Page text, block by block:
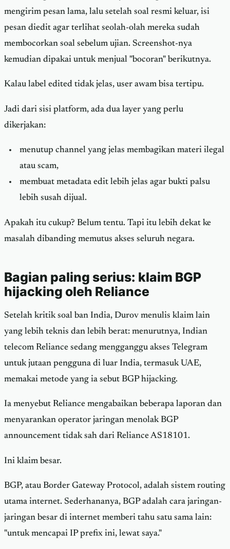
mengirim pesan lama, lalu setelah soal resmi keluar, isi
pesan diedit agar terlihat seolah-olah mereka sudah
membocorkan soal sebelum ujian. Screenshot-nya
kemudian dipakai untuk menjual "bocoran" berikutnya.
Kalau label edited tidak jelas, user awam bisa tertipu.
Jadi dari sisi platform, ada dua layer yang perlu
dikerjakan:
menutup channel yang jelas membagikan materi ilegal
atau scam,
membuat metadata edit lebih jelas agar bukti palsu
lebih susah dijual.
Apakah itu cukup? Belum tentu. Tapi itu lebih dekat ke
masalah dibanding memutus akses seluruh negara.
Bagian paling serius: klaim BGP
hijacking oleh Reliance
Setelah kritik soal ban India, Durov menulis klaim lain
yang lebih teknis dan lebih berat: menurutnya, Indian
telecom Reliance sedang mengganggu akses Telegram
untuk jutaan pengguna di luar India, termasuk UAE,
memakai metode yang ia sebut BGP hijacking.
Ia menyebut Reliance mengabaikan beberapa laporan dan
menyarankan operator jaringan menolak BGP
announcement tidak sah dari Reliance AS18101.
Ini klaim besar.
BGP, atau Border Gateway Protocol, adalah sistem routing
utama internet. Sederhananya, BGP adalah cara jaringan-
jaringan besar di internet memberi tahu satu sama lain:
"untuk mencapai IP prefix ini, lewat saya."